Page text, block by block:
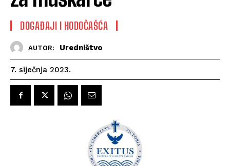
DOGAĐAJI I HODOČAŠĆA
AUTOR: Uredništvo
7. siječnja 2023.